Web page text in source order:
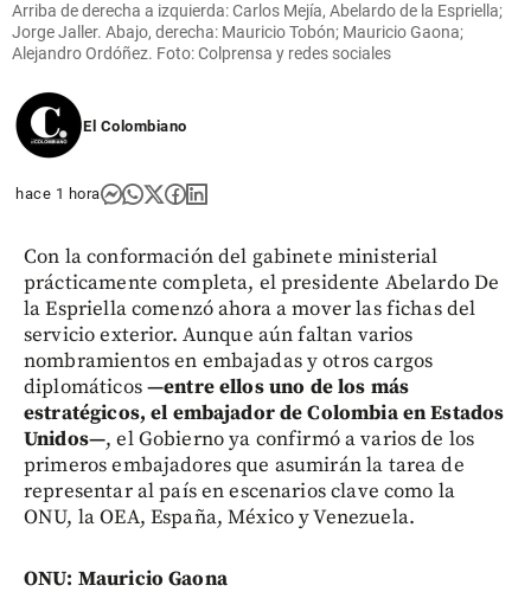
Arriba de derecha a izquierda: Carlos Mejía, Abelardo de la Espriella;
Jorge Jaller. Abajo, derecha: Mauricio Tobón; Mauricio Gaona;
Alejandro Ordóñez. Foto: Colprensa y redes sociales
El Colombiano
hace 1 hora
Con la conformación del gabinete ministerial
prácticamente completa, el presidente Abelardo De
la Espriella comenzó ahora a mover las fichas del
servicio exterior. Aunque aún faltan varios
nombramientos en embajadas y otros cargos
diplomáticos—entre ellos uno de los más
estratégicos, el embajador de Colombia en Estados
Unidos—, el Gobierno ya confirmó a varios de los
primeros embajadores que asumirán la tarea de
representar al país en escenarios clave como la
ONU, la OEA, España, México y Venezuela.
ONU: Mauricio Gaona